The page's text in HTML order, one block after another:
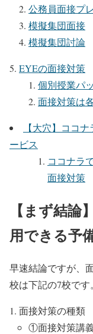
公務員面接プ
模擬集団面接
模擬集団討論
EYEの面接対策
個別授業パ
面接対策は
【大穴】ココ
ービス
ココナラ
面接対策
【まず結
用できる予
早速結論ですが、
校は下記の7校です。
面接対策の種類
①面接対策